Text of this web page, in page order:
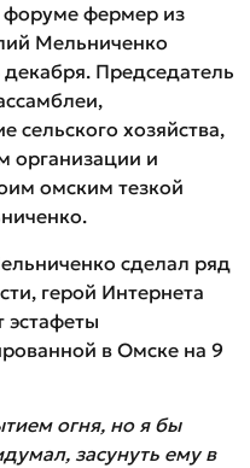
фермер из
Мельниченко
Председатель
сельского хозяйства,
организации и
омским тезкой
сделал ряд
герой Интернета
эстафеты
в Омске на 9
огня, но я бы
засунуть ему в